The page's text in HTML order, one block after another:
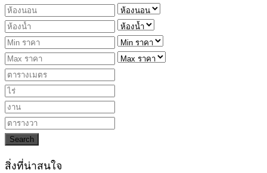
Search
สิ่งที่น่าสนใจ